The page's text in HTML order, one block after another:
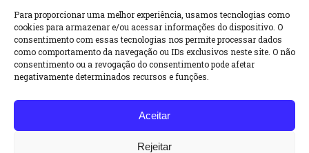
Para proporcionar uma melhor experiência, usamos tecnologias como
cookies para armazenar e/ou acessar informações do dispositivo. O
consentimento com essas tecnologias nos permite processar dados
como comportamento da navegação ou IDs exclusivos neste site. O não
consentimento ou a revogação do consentimento pode afetar
negativamente determinados recursos e funções.
Aceitar
Rejeitar
Rua Dr. Flores, 62 – cj. 1101 – Centro
(51) 3062 6069
(51) 99587 4263